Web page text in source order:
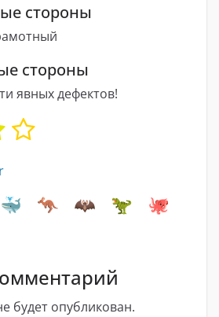
стороны
стороны
явных дефектов!
будет опубликован.